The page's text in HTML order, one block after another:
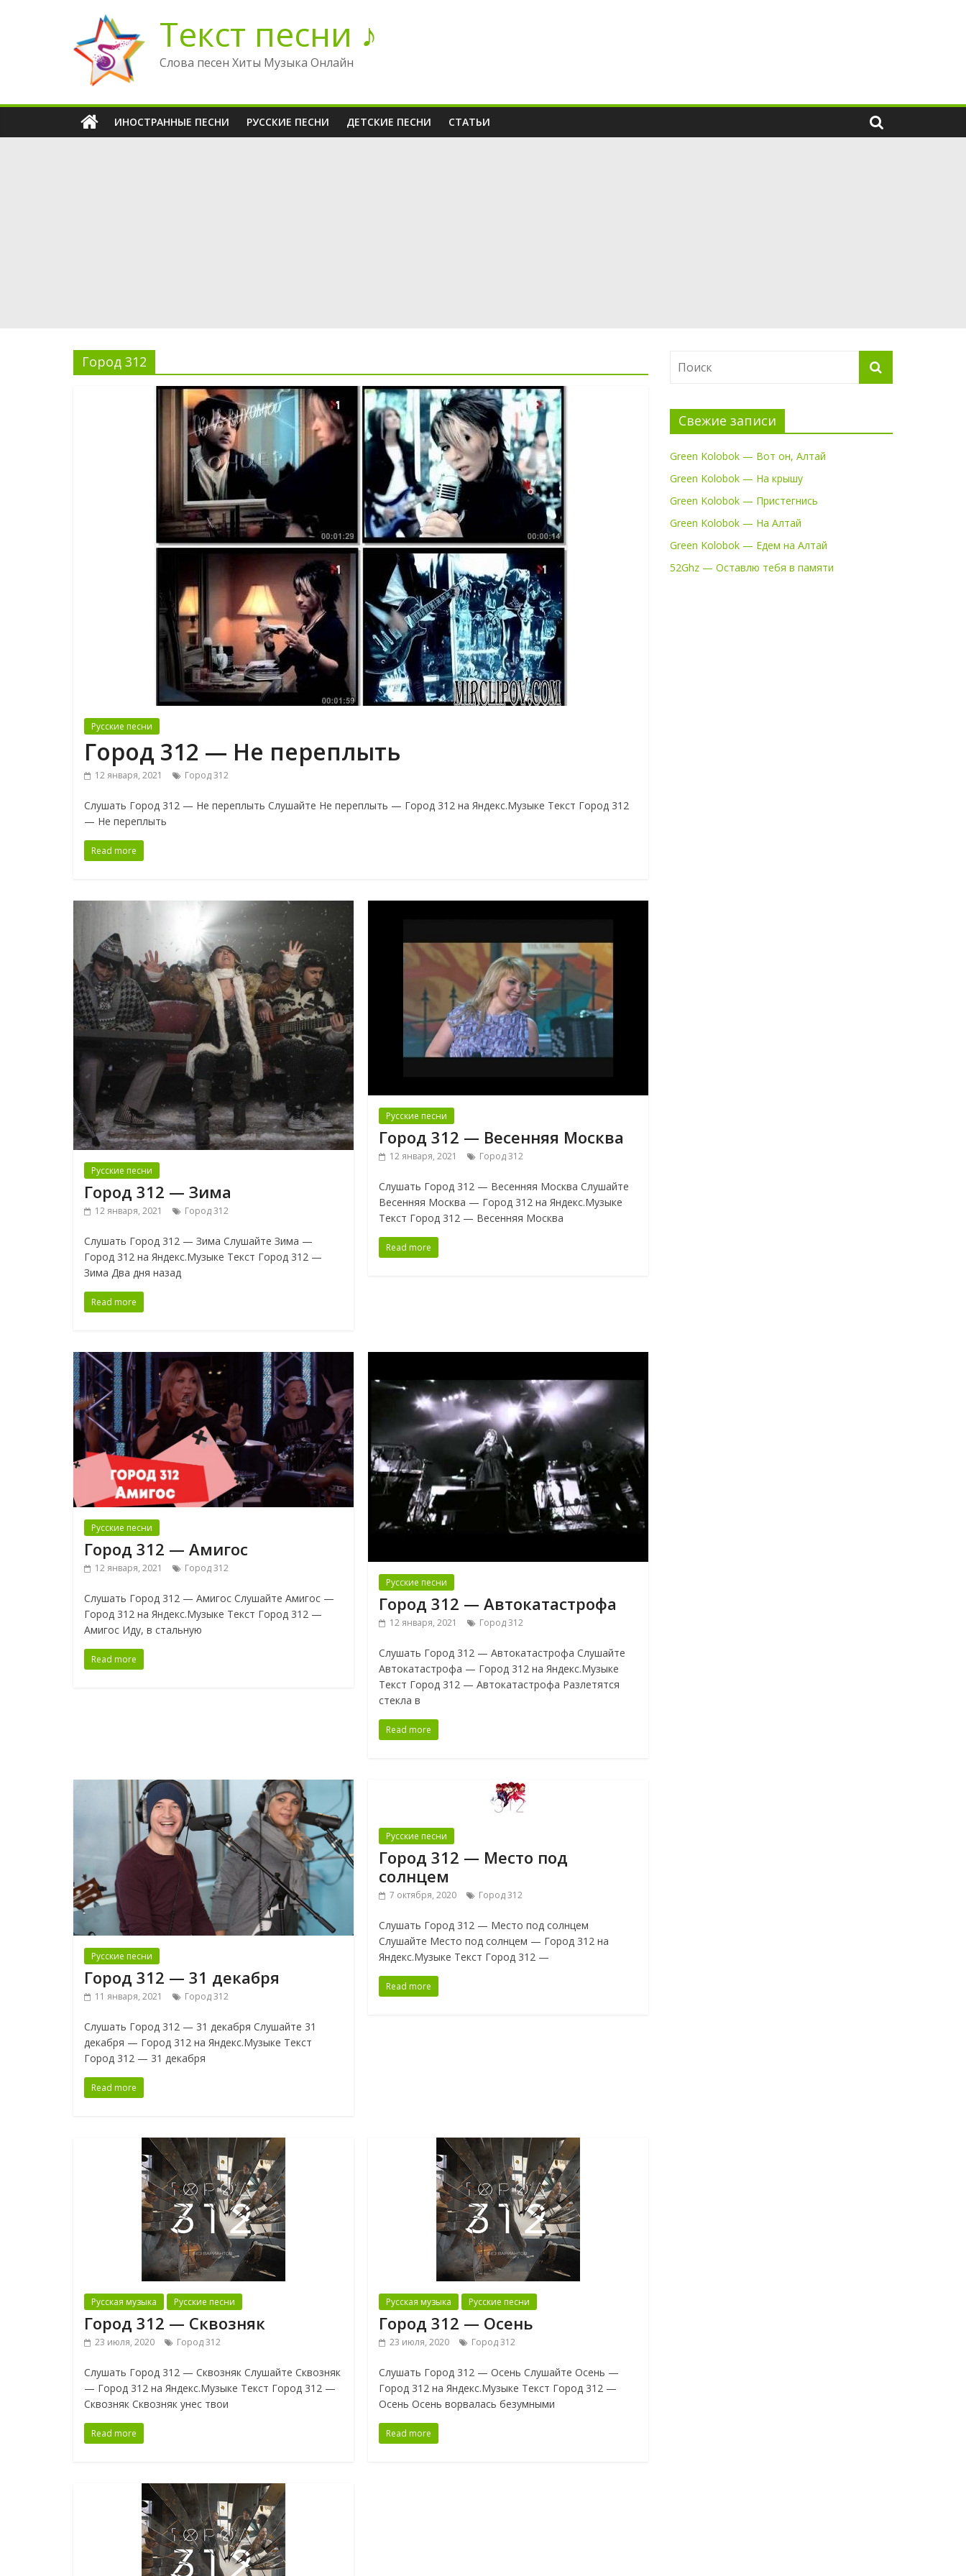
содержимому
Текст песни ♪
Слова песен Хиты Музыка Онлайн
ИНОСТРАННЫЕ ПЕСНИ РУССКИЕ ПЕСНИ ДЕТСКИЕ ПЕСНИ СТАТЬИ
Город 312
Русские песни
Город 312 — Не переплыть
12 января, 2021 Город 312
Слушать Город 312 — Не переплыть Слушайте Не переплыть — Город 312 на Яндекс.Музыке Текст Город 312
— Не переплыть
Read more
Русские песни
Город 312 — Зима
12 января, 2021 Город 312
Слушать Город 312 — Зима Слушайте Зима —
Город 312 на Яндекс.Музыке Текст Город 312 —
Зима Два дня назад
Read more
Русские песни
Город 312 — Весенняя Москва
12 января, 2021 Город 312
Слушать Город 312 — Весенняя Москва Слушайте
Весенняя Москва — Город 312 на Яндекс.Музыке
Текст Город 312 — Весенняя Москва
Read more
Русские песни
Город 312 — Амигос
12 января, 2021 Город 312
Слушать Город 312 — Амигос Слушайте Амигос —
Город 312 на Яндекс.Музыке Текст Город 312 —
Амигос Иду, в стальную
Read more
Русские песни
Город 312 — Автокатастрофа
12 января, 2021 Город 312
Слушать Город 312 — Автокатастрофа Слушайте
Автокатастрофа — Город 312 на Яндекс.Музыке
Текст Город 312 — Автокатастрофа Разлетятся
стекла в
Read more
Русские песни
Город 312 — 31 декабря
11 января, 2021 Город 312
Слушать Город 312 — 31 декабря Слушайте 31
декабря — Город 312 на Яндекс.Музыке Текст
Город 312 — 31 декабря
Read more
Русские песни
Город 312 — Место под
солнцем
7 октября, 2020 Город 312
Слушать Город 312 — Место под солнцем
Слушайте Место под солнцем — Город 312 на
Яндекс.Музыке Текст Город 312 —
Read more
Русская музыка Русские песни
Город 312 — Сквозняк
23 июля, 2020 Город 312
Слушать Город 312 — Сквозняк Слушайте Сквозняк
— Город 312 на Яндекс.Музыке Текст Город 312 —
Сквозняк Сквозняк унес твои
Read more
Русская музыка Русские песни
Город 312 — Осень
23 июля, 2020 Город 312
Слушать Город 312 — Осень Слушайте Осень —
Город 312 на Яндекс.Музыке Текст Город 312 —
Осень Осень ворвалась безумными
Read more
Свежие записи
Green Kolobok — Вот он, Алтай
Green Kolobok — На крышу
Green Kolobok — Пристегнись
Green Kolobok — На Алтай
Green Kolobok — Едем на Алтай
52Ghz — Оставлю тебя в памяти